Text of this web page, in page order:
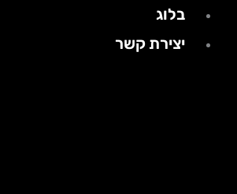
בלוג
יצירת קשר